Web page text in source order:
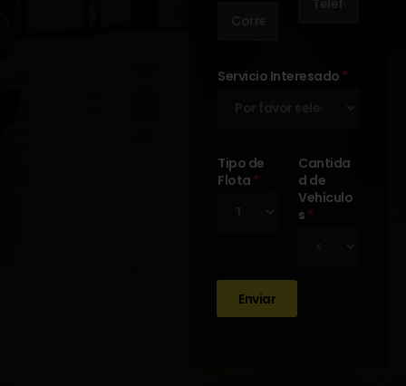
Servicio Interesado *
Tipo de
Flota *
Cantida
d de
Vehículo
s *
Enviar